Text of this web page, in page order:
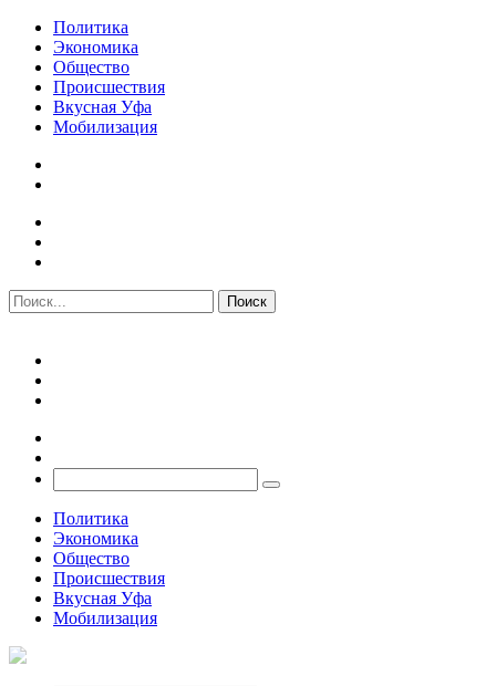
Политика
Экономика
Общество
Происшествия
Вкусная Уфа
Мобилизация
Политика
Экономика
Общество
Происшествия
Вкусная Уфа
Мобилизация